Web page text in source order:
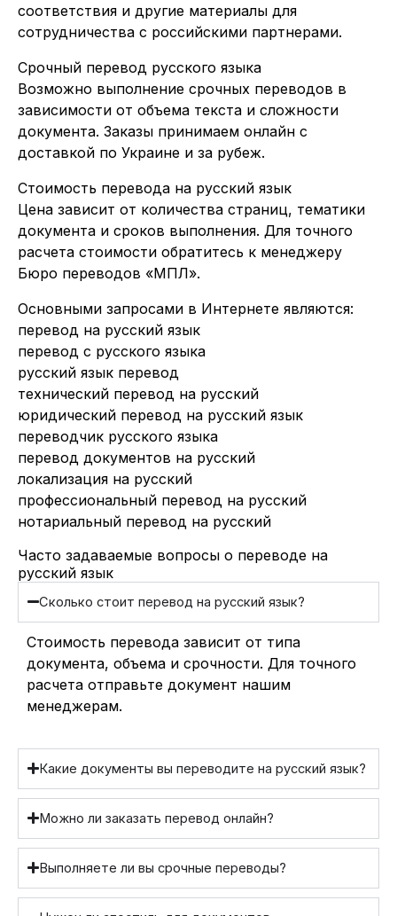
соответствия и другие материалы для
сотрудничества с российскими партнерами.
Срочный перевод русского языка
Возможно выполнение срочных переводов в
зависимости от объема текста и сложности
документа. Заказы принимаем онлайн с
доставкой по Украине и за рубеж.
Стоимость перевода на русский язык
Цена зависит от количества страниц, тематики
документа и сроков выполнения. Для точного
расчета стоимости обратитесь к менеджеру
Бюро переводов «МПЛ».
Основными запросами в Интернете являются:
перевод на русский язык
перевод с русского языка
русский язык перевод
технический перевод на русский
юридический перевод на русский язык
переводчик русского языка
перевод документов на русский
локализация на русский
профессиональный перевод на русский
нотариальный перевод на русский
Часто задаваемые вопросы о переводе на
русский язык
Сколько стоит перевод на русский язык?
Стоимость перевода зависит от типа
документа, объема и срочности. Для точного
расчета отправьте документ нашим
менеджерам.
Какие документы вы переводите на русский язык?
Можно ли заказать перевод онлайн?
Выполняете ли вы срочные переводы?